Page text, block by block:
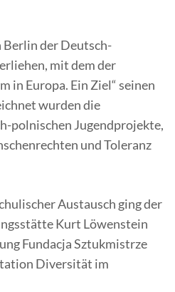
Berlin der Deutsch-
mit dem der
in Europa. Ein Ziel“ seinen
wurden die
polnischen Jugendprojekte,
und Toleranz
Austausch ging der
Kurt Löwenstein
Fundacja Sztukmistrze
Diversität im